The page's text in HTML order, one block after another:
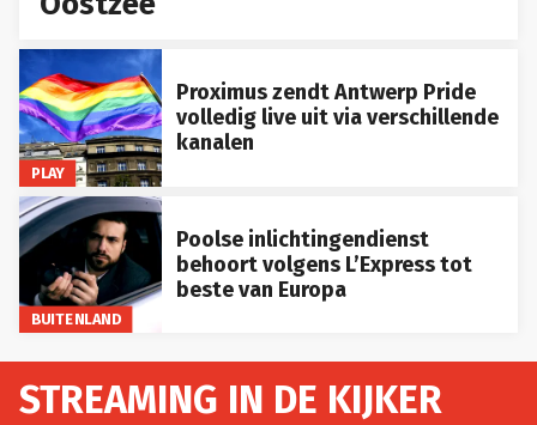
PLAY
Proximus zendt Antwerp Pride
volledig live uit via verschillende
kanalen
BUITENLAND
Poolse inlichtingendienst
behoort volgens L’Express tot
beste van Europa
STREAMING IN DE KIJKER